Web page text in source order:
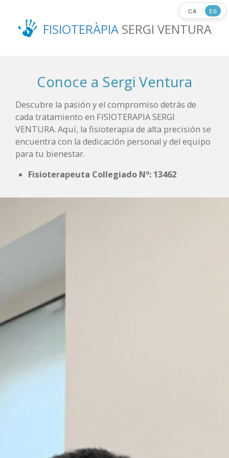
contenido FISIOTERÀPIA SERGI VENTURA
Conoce a Sergi Ventura
CA | ES
Descubre la pasión y el compromiso detrás de
cada tratamiento en FISIOTERAPIA SERGI
VENTURA. Aquí, la fisioterapia de alta precisión se
encuentra con la dedicación personal y del equipo
para tu bienestar.
Fisioterapeuta Collegiado Nº: 13462